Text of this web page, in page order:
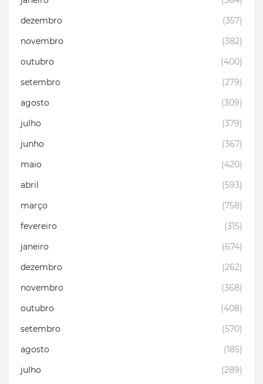
dezembro
(357)
novembro
(382)
outubro
(400)
setembro
(279)
agosto
(309)
julho
(379)
junho
(367)
maio
(420)
abril
(593)
março
(758)
fevereiro
(315)
janeiro
(674)
dezembro
(262)
novembro
(368)
outubro
(408)
setembro
(570)
agosto
(185)
julho
(289)